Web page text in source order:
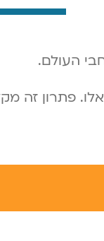
העולם.
אלו. פתרון